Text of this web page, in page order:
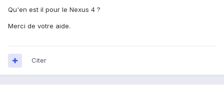
Qu'en est il pour le Nexus 4 ?
Merci de votre aide.
Citer